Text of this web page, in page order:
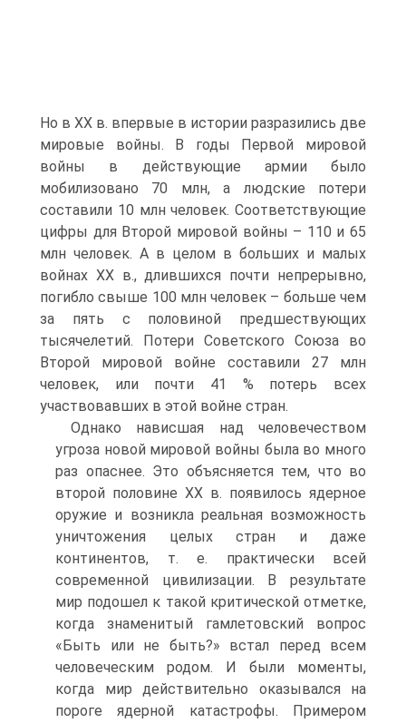
Но в XX в. впервые в истории разразились две
мировые войны. В годы Первой мировой
войны в действующие армии было
мобилизовано 70 млн, а людские потери
составили 10 млн человек. Соответствующие
цифры для Второй мировой войны – 110 и 65
млн человек. А в целом в больших и малых
войнах XX в., длившихся почти непрерывно,
погибло свыше 100 млн человек – больше чем
за пять с половиной предшествующих
тысячелетий. Потери Советского Союза во
Второй мировой войне составили 27 млн
человек, или почти 41 % потерь всех
участвовавших в этой войне стран.
Однако нависшая над человечеством
угроза новой мировой войны была во много
раз опаснее. Это объясняется тем, что во
второй половине XX в. появилось ядерное
оружие и возникла реальная возможность
уничтожения целых стран и даже
континентов, т. е. практически всей
современной цивилизации. В результате
мир подошел к такой критической отметке,
когда знаменитый гамлетовский вопрос
«Быть или не быть?» встал перед всем
человеческим родом. И были моменты,
когда мир действительно оказывался на
пороге ядерной катастрофы. Примером